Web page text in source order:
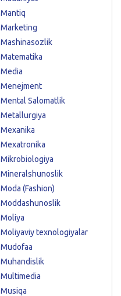
Mantiq
Marketing
Mashinasozlik
Matematika
Media
Menejment
Mental Salomatlik
Metallurgiya
Mexanika
Mexatronika
Mikrobiologiya
Mineralshunoslik
Moda (Fashion)
Moddashunoslik
Moliya
Moliyaviy texnologiyalar
Mudofaa
Muhandislik
Multimedia
Musiqa